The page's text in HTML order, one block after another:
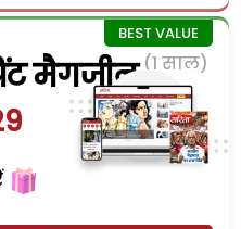
मैगजीन (1 साल)